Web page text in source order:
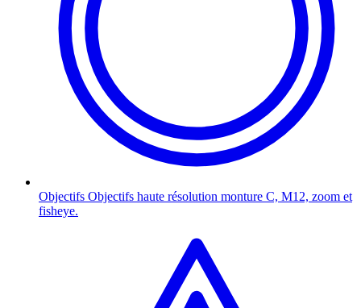
Objectifs Objectifs haute résolution monture C, M12, zoom et
fisheye.